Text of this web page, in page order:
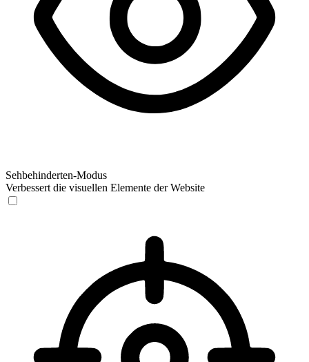
Sehbehinderten-Modus
Verbessert die visuellen Elemente der Website